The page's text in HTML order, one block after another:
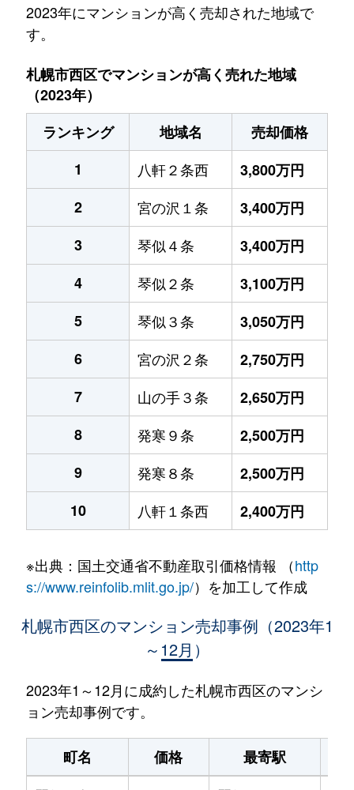
2023年にマンションが高く売却された地域で
す。
札幌市西区でマンションが高く売れた地域
（2023年）
ランキング
地域名
売却価格
1
八軒２条西
3,800万円
2
宮の沢１条
3,400万円
3
琴似４条
3,400万円
4
琴似２条
3,100万円
5
琴似３条
3,050万円
6
宮の沢２条
2,750万円
7
山の手３条
2,650万円
8
発寒９条
2,500万円
9
発寒８条
2,500万円
10
八軒１条西 2,400万円
※出典：国土交通省不動産取引価格情報 （http
s://www.reinfolib.mlit.go.jp/）を加工して作成
札幌市西区のマンション売却事例（2023年1
～12月）
2023年1～12月に成約した札幌市西区のマンシ
ョン売却事例です。
町名 価格 最寄駅